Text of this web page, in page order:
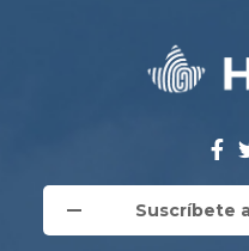
Suscríbete